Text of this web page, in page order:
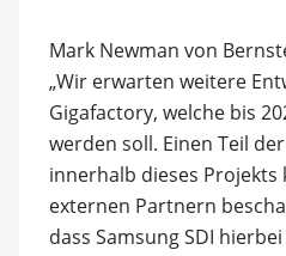
Mark Newman von
„Wir erwarten weitere
Gigafactory, welche bis
werden soll. Einen Teil
innerhalb dieses Projekts
externen Partnern
dass Samsung SDI